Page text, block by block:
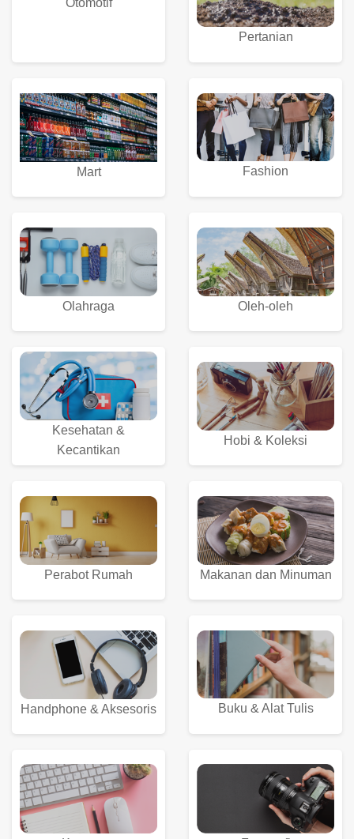
Otomotif
Pertanian
Mart Fashion
Olahraga Oleh-oleh
Kesehatan &
Kecantikan
Hobi & Koleksi
Perabot Rumah Makanan dan Minuman
Handphone & Aksesoris Buku & Alat Tulis